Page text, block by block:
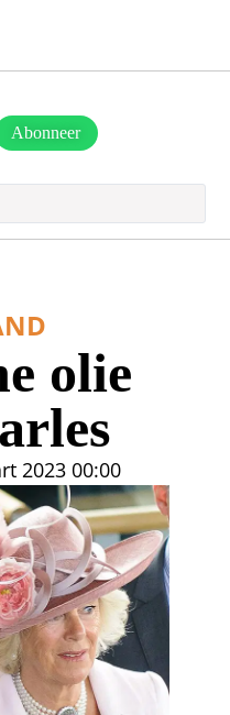
Abonneer
olie
2023 00:00